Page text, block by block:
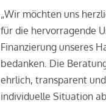
„Wir möchten uns
für die hervorragende
Finanzierung unseres
bedanken. Die
ehrlich, transparent
individuelle Situation